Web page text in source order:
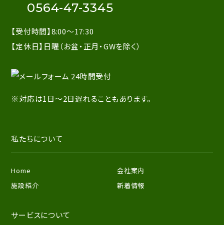
0564-47-3345
【受付時間】8:00～17:30
【定休日】日曜（お盆・正月・GWを除く）
※対応は1日～2日遅れることもあります。
私たちについて
Home
会社案内
施設紹介
新着情報
サービスについて